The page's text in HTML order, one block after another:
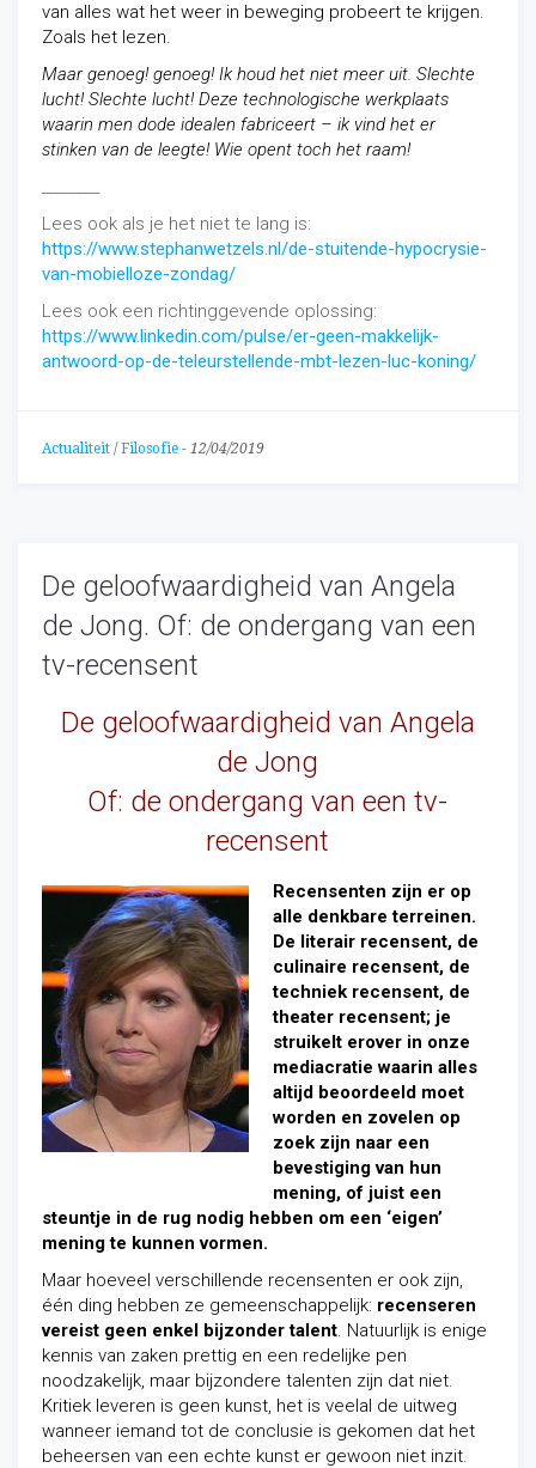
van alles wat het weer in beweging probeert te krijgen.
Zoals het lezen.
Maar genoeg! genoeg! Ik houd het niet meer uit. Slechte
lucht! Slechte lucht! Deze technologische werkplaats
waarin men dode idealen fabriceert – ik vind het er
stinken van de leegte! Wie opent toch het raam!
Lees ook als je het niet te lang is:
https://www.stephanwetzels.nl/de-stuitende-hypocrysie-
van-mobielloze-zondag/
Lees ook een richtinggevende oplossing:
https://www.linkedin.com/pulse/er-geen-makkelijk-
antwoord-op-de-teleurstellende-mbt-lezen-luc-koning/
Actualiteit / Filosofie - 12/04/2019
De geloofwaardigheid van Angela
de Jong. Of: de ondergang van een
tv-recensent
De geloofwaardigheid van Angela
de Jong
Of: de ondergang van een tv-
recensent
Recensenten zijn er op
alle denkbare terreinen.
De literair recensent, de
culinaire recensent, de
techniek recensent, de
theater recensent; je
struikelt erover in onze
mediacratie waarin alles
altijd beoordeeld moet
worden en zovelen op
zoek zijn naar een
bevestiging van hun
mening, of juist een
steuntje in de rug nodig hebben om een ‘eigen’
mening te kunnen vormen.
Maar hoeveel verschillende recensenten er ook zijn,
één ding hebben ze gemeenschappelijk: recenseren
vereist geen enkel bijzonder talent. Natuurlijk is enige
kennis van zaken prettig en een redelijke pen
noodzakelijk, maar bijzondere talenten zijn dat niet.
Kritiek leveren is geen kunst, het is veelal de uitweg
wanneer iemand tot de conclusie is gekomen dat het
beheersen van een echte kunst er gewoon niet inzit.